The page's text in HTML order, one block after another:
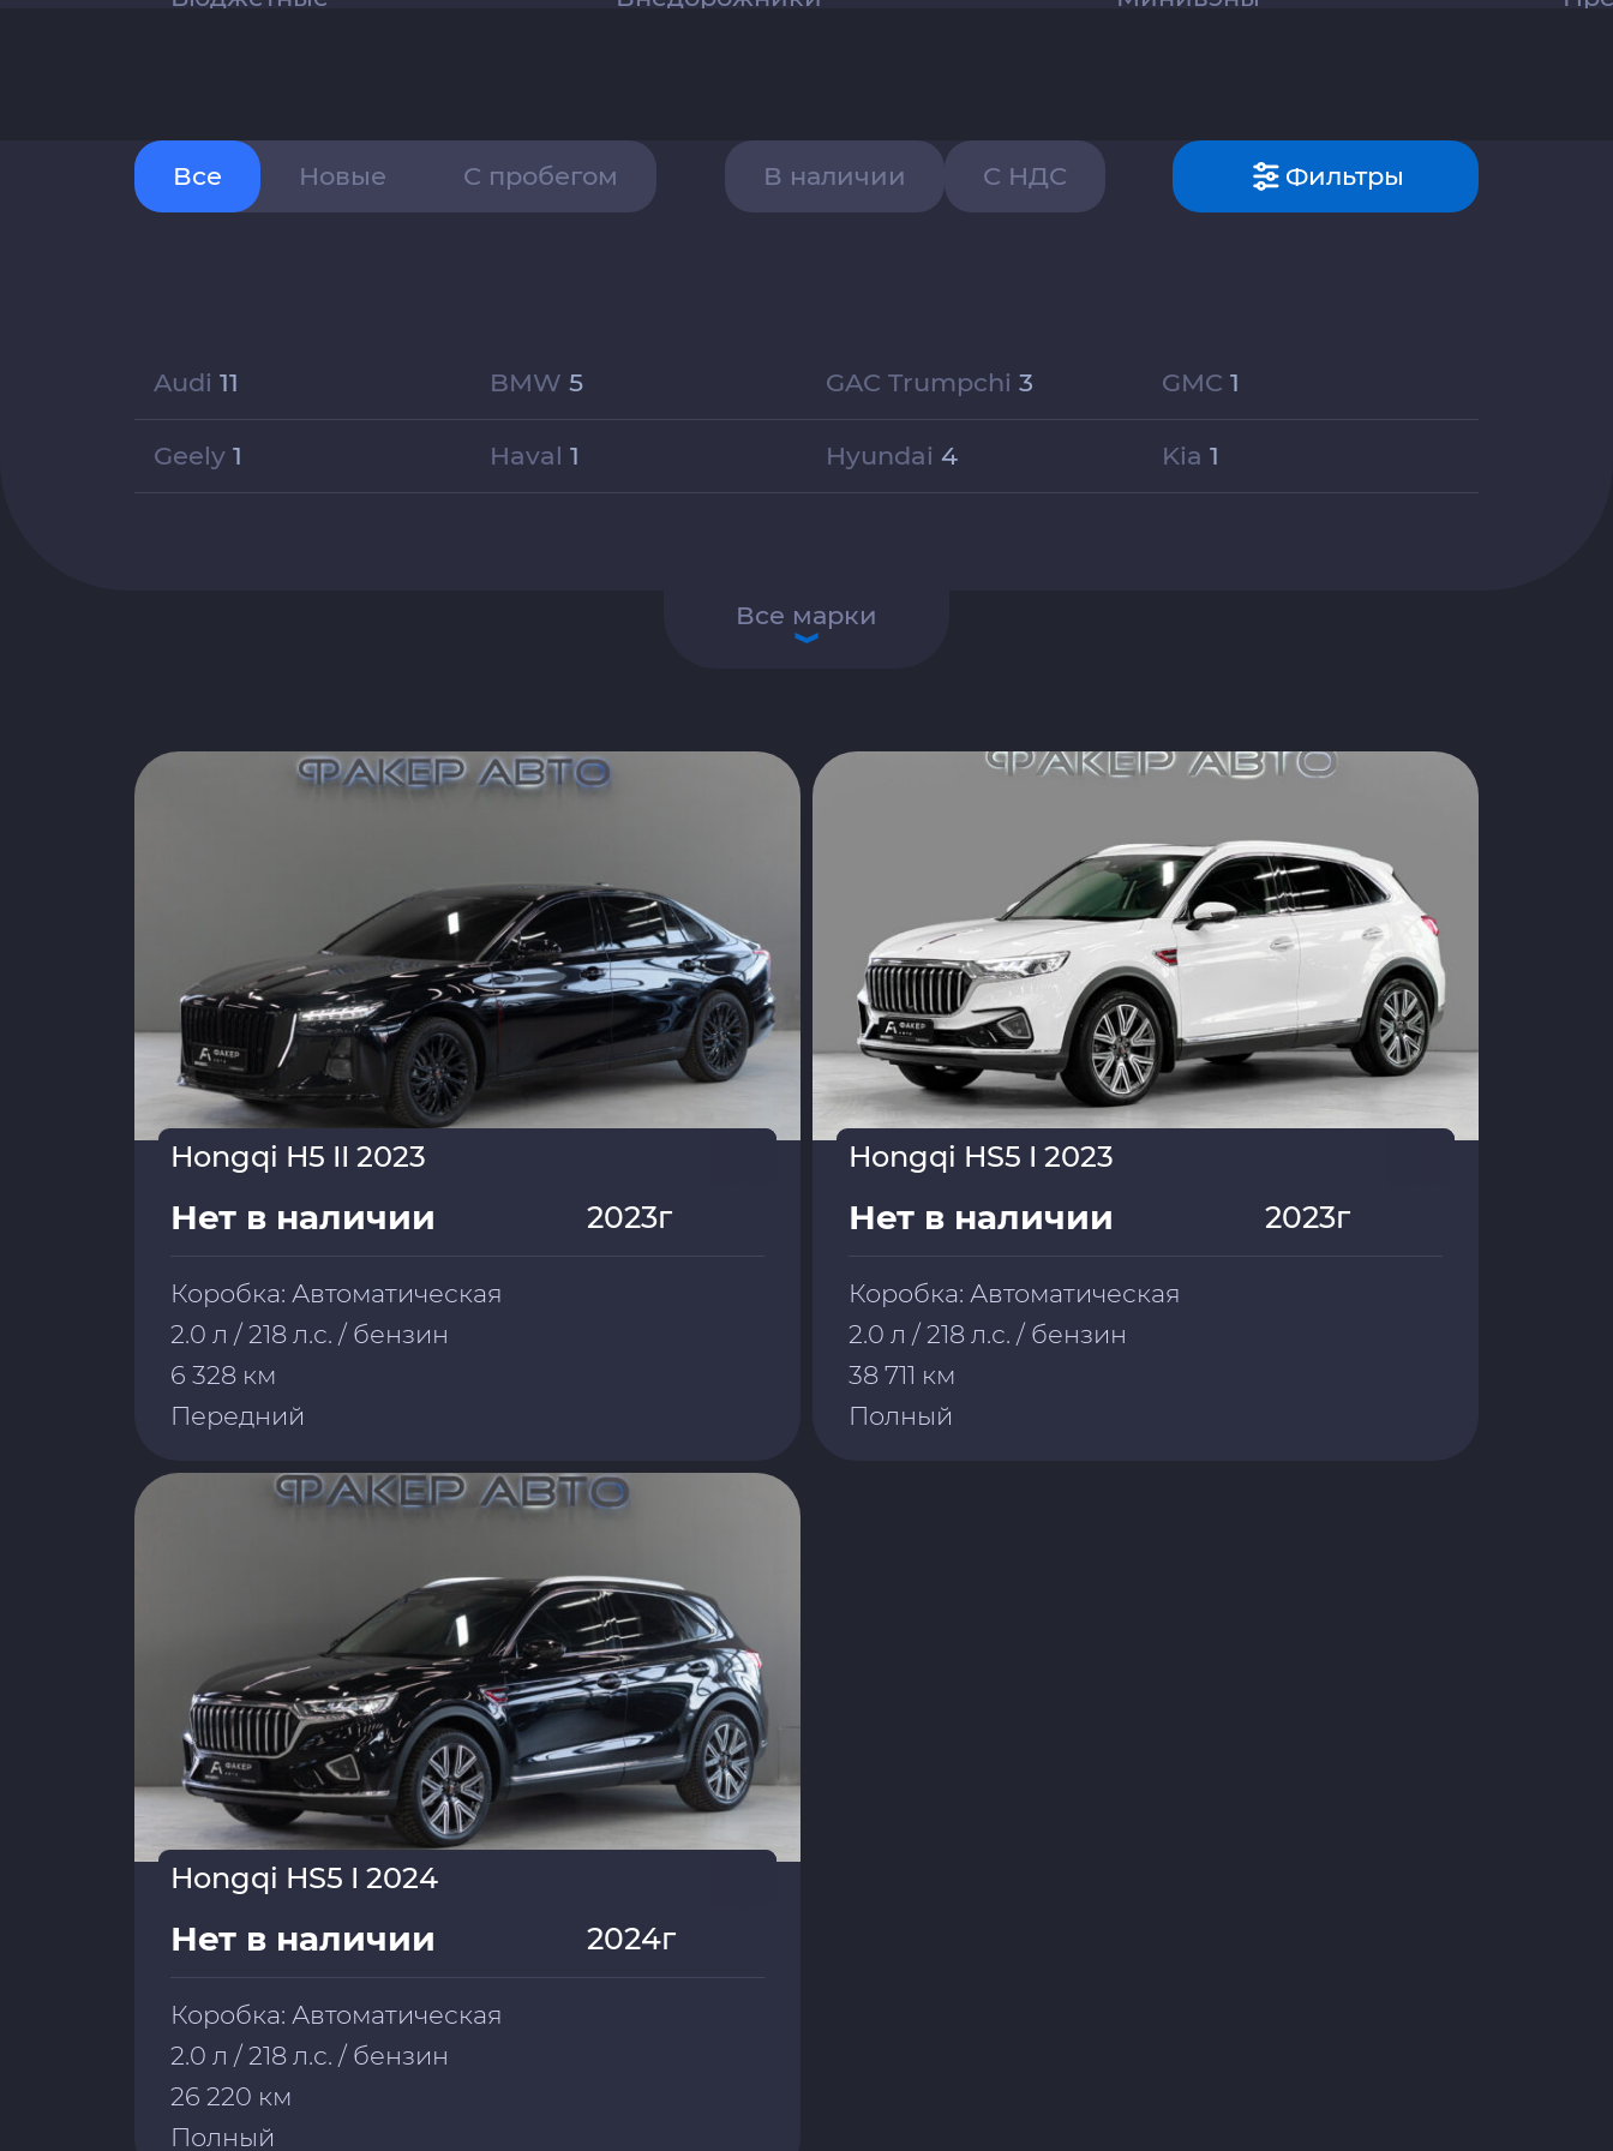
Все Новые С пробегом В наличии С НДС Фильтры
Audi 11 BMW 5 GAC Trumpchi 3 GMC 1
Geely 1 Haval 1 Hyundai 4 Kia 1
Все марки
Hongqi H5 II 2023
Нет в наличии 2023г
Коробка: Автоматическая
2.0 л / 218 л.с. / бензин
6 328 км
Передний
Hongqi HS5 I 2023
Нет в наличии 2023г
Коробка: Автоматическая
2.0 л / 218 л.с. / бензин
38 711 км
Полный
Hongqi HS5 I 2024
Нет в наличии 2024г
Коробка: Автоматическая
2.0 л / 218 л.с. / бензин
26 220 км
Полный